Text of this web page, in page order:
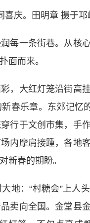
喜庆。田明章 摄于
一条街巷。从核
面而来。
大红灯笼沿街高
春乐章。东郊记忆
行于文创市集，手
内摩肩接踵，各地
新春的期盼。
：“村糖会”上人头
卖向全国。金堂县